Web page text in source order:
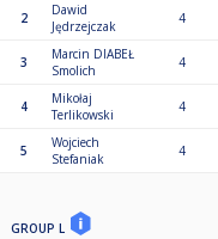
2
Dawid
Jędrzejczak
4
3
Marcin DIABEŁ
Smolich
4
4
Mikołaj
Terlikowski
4
5
Wojciech
Stefaniak
4
GROUP L